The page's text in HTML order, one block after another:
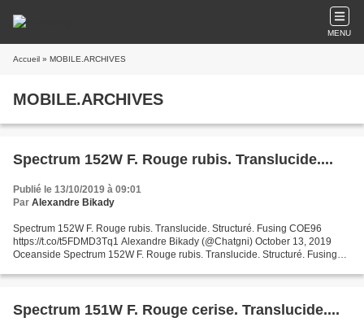
MENU
Accueil » MOBILE.ARCHIVES
MOBILE.ARCHIVES
Spectrum 152W F. Rouge rubis. Translucide....
Publié le 13/10/2019 à 09:01
Par Alexandre Bikady
Spectrum 152W F. Rouge rubis. Translucide. Structuré. Fusing COE96
https://t.co/t5FDMD3Tq1 Alexandre Bikady (@Chatgni) October 13, 2019
Oceanside Spectrum 152W F. Rouge rubis. Translucide. Structuré. Fusing
Spectrum 151W F. Rouge cerise. Translucide....